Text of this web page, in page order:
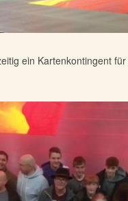
ein Kartenkontingent